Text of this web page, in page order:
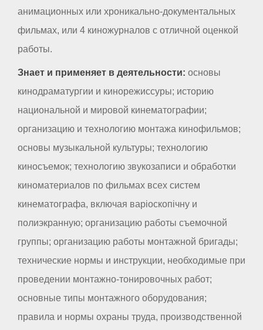
анимационных или хроникально-документальных
фильмах, или 4 киножурналов с отличной оценкой
работы.
Знает и применяет в деятельности: основы
кинодраматургии и кинорежиссуры; историю
национальной и мировой кинематографии;
организацию и технологию монтажа кинофильмов;
основы музыкальной культуры; технологию
киносъемок; технологию звукозаписи и обработки
киноматериалов по фильмах всех систем
кинематографа, включая варіоскопічну и
полиэкранную; организацию работы съемочной
группы; организацию работы монтажной бригады;
технические нормы и инструкции, необходимые при
проведении монтажно-тонировочных работ;
основные типы монтажного оборудования;
правила и нормы охраны труда, производственной